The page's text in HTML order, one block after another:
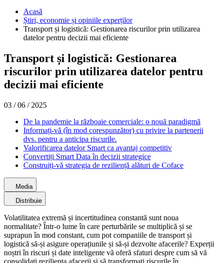
Acasă
Știri, economie și opiniile experților
Transport și logistică: Gestionarea riscurilor prin utilizarea
datelor pentru decizii mai eficiente
Transport și logistică: Gestionarea
riscurilor prin utilizarea datelor pentru
decizii mai eficiente
03 / 06 / 2025
De la pandemie la războaie comerciale: o nouă paradigmă
Informați-vă (în mod corespunzător) cu privire la partenerii
dvs. pentru a anticipa riscurile.
Valorificarea datelor Smart ca avantaj competitiv
Convertiți Smart Data în decizii strategice
Construiți-vă strategia de reziliență alături de Coface
Media
Distribuie
Volatilitatea extremă și incertitudinea constantă sunt noua
normalitate? Într-o lume în care perturbările se multiplică și se
suprapun în mod constant, cum pot companiile de transport și
logistică să-și asigure operațiunile și să-și dezvolte afacerile? Experții
noștri în riscuri și date inteligente vă oferă sfaturi despre cum să vă
consolidați reziliența afacerii și să transformați riscurile în